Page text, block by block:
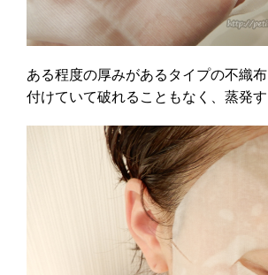
ある程度の厚みがあるタイプの不織布
付けていて破れることもなく、蒸発す